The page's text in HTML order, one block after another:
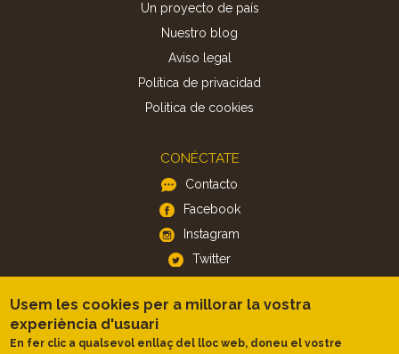
Un proyecto de país
Nuestro blog
Aviso legal
Política de privacidad
Politica de cookies
CONÉCTATE
Contacto
Facebook
Instagram
Twitter
APP
iOS
Usem les cookies per a millorar la vostra
experiència d'usuari
En fer clic a qualsevol enllaç del lloc web, doneu el vostre